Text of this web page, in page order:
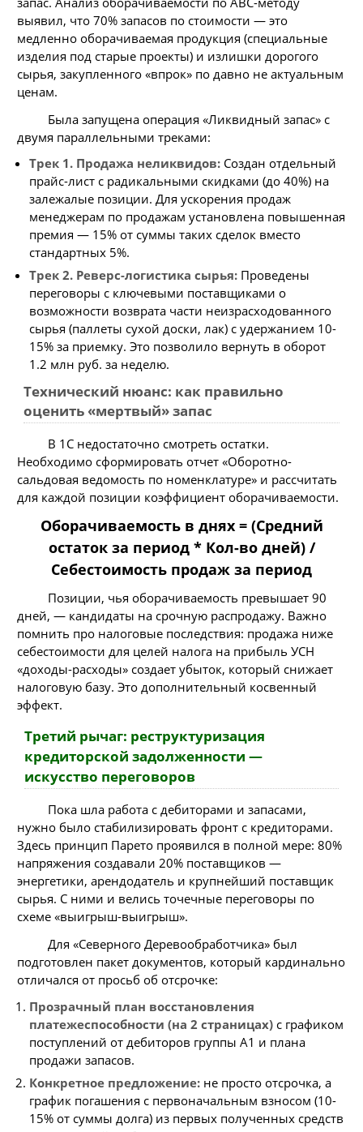
выявил, что 70% запасов по стоимости — это
медленно оборачиваемая продукция (специальные
изделия под старые проекты) и излишки дорогого
сырья, закупленного «впрок» по давно не актуальным
ценам.
Была запущена операция «Ликвидный запас» с
двумя параллельными треками:
Трек 1. Продажа неликвидов: Создан отдельный
прайс-лист с радикальными скидками (до 40%) на
залежалые позиции. Для ускорения продаж
менеджерам по продажам установлена повышенная
премия — 15% от суммы таких сделок вместо
стандартных 5%.
Трек 2. Реверс-логистика сырья: Проведены
переговоры с ключевыми поставщиками о
возможности возврата части неизрасходованного
сырья (паллеты сухой доски, лак) с удержанием 10-
15% за приемку. Это позволило вернуть в оборот
1.2 млн руб. за неделю.
Технический нюанс: как правильно
оценить «мертвый» запас
В 1С недостаточно смотреть остатки.
Необходимо сформировать отчет «Оборотно-
сальдовая ведомость по номенклатуре» и рассчитать
для каждой позиции коэффициент оборачиваемости.
Оборачиваемость в днях = (Средний
остаток за период * Кол-во дней) /
Себестоимость продаж за период
Позиции, чья оборачиваемость превышает 90
дней, — кандидаты на срочную распродажу. Важно
помнить про налоговые последствия: продажа ниже
себестоимости для целей налога на прибыль УСН
«доходы-расходы» создает убыток, который снижает
налоговую базу. Это дополнительный косвенный
эффект.
Третий рычаг: реструктуризация
кредиторской задолженности —
искусство переговоров
Пока шла работа с дебиторами и запасами,
нужно было стабилизировать фронт с кредиторами.
Здесь принцип Парето проявился в полной мере: 80%
напряжения создавали 20% поставщиков —
энергетики, арендодатель и крупнейший поставщик
сырья. С ними и велись точечные переговоры по
схеме «выигрыш-выигрыш».
Для «Северного Деревообработчика» был
подготовлен пакет документов, который кардинально
отличался от просьб об отсрочке:
Прозрачный план восстановления
платежеспособности (на 2 страницах) с графиком
поступлений от дебиторов группы A1 и плана
продажи запасов.
Конкретное предложение: не просто отсрочка, а
график погашения с первоначальным взносом (10-
15% от суммы долга) из первых полученных средств